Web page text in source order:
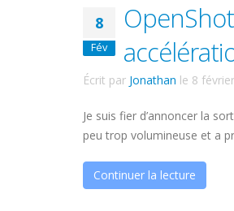
8
Fév
Écrit par Jonathan le 8
Je suis fier d’annoncer la
peu trop volumineuse et a
Continuer la lecture